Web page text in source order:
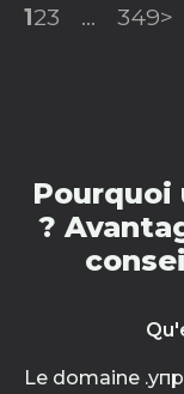
123 ... 349>
Pourquoi
?
Le domaine